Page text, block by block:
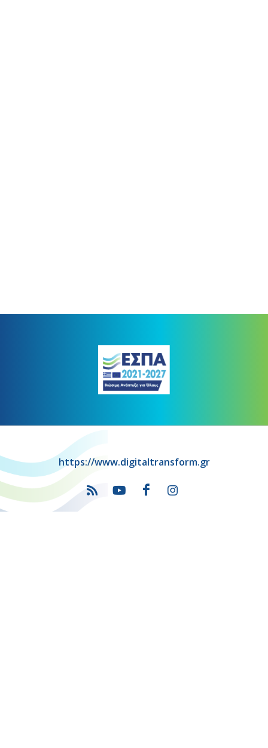
https://www.digitaltransform.gr